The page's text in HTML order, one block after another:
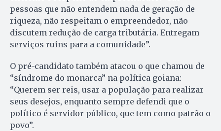
pessoas que não entendem nada de geração de
riqueza, não respeitam o empreendedor, não
discutem redução de carga tributária. Entregam
serviços ruins para a comunidade”.
O pré-candidato também atacou o que chamou de
“síndrome do monarca” na política goiana:
“Querem ser reis, usar a população para realizar
seus desejos, enquanto sempre defendi que o
político é servidor público, que tem como patrão o
povo”.